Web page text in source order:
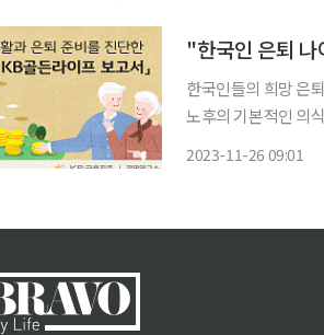
한국인들의 희망 은
노후의 기본적인 의
2023-11-26 09:01